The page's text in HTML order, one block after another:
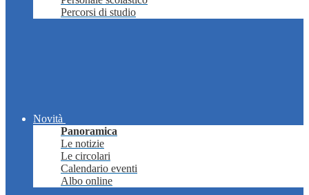
Percorsi di studio
Novità
Panoramica
Le notizie
Le circolari
Calendario eventi
Albo online